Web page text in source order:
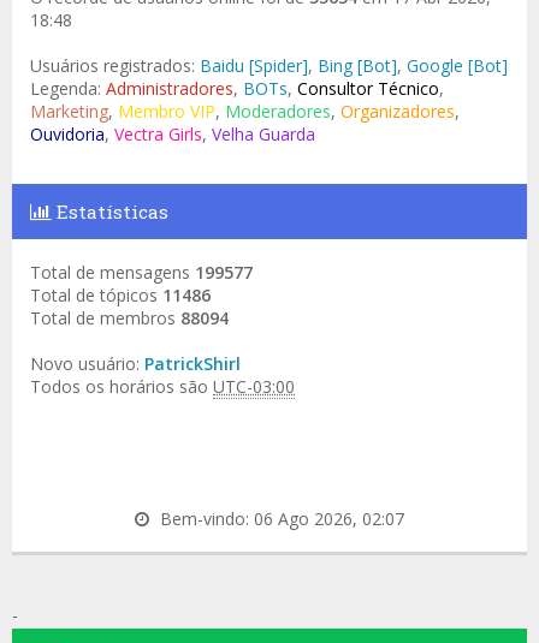
18:48
Usuários registrados: Baidu [Spider], Bing [Bot], Google [Bot]
Legenda: Administradores, BOTs, Consultor Técnico,
Marketing, Membro VIP, Moderadores, Organizadores,
Ouvidoria, Vectra Girls, Velha Guarda
Estatísticas
Total de mensagens 199577
Total de tópicos 11486
Total de membros 88094
Novo usuário: PatrickShirl
Todos os horários são UTC-03:00
Bem-vindo: 06 Ago 2026, 02:07
-